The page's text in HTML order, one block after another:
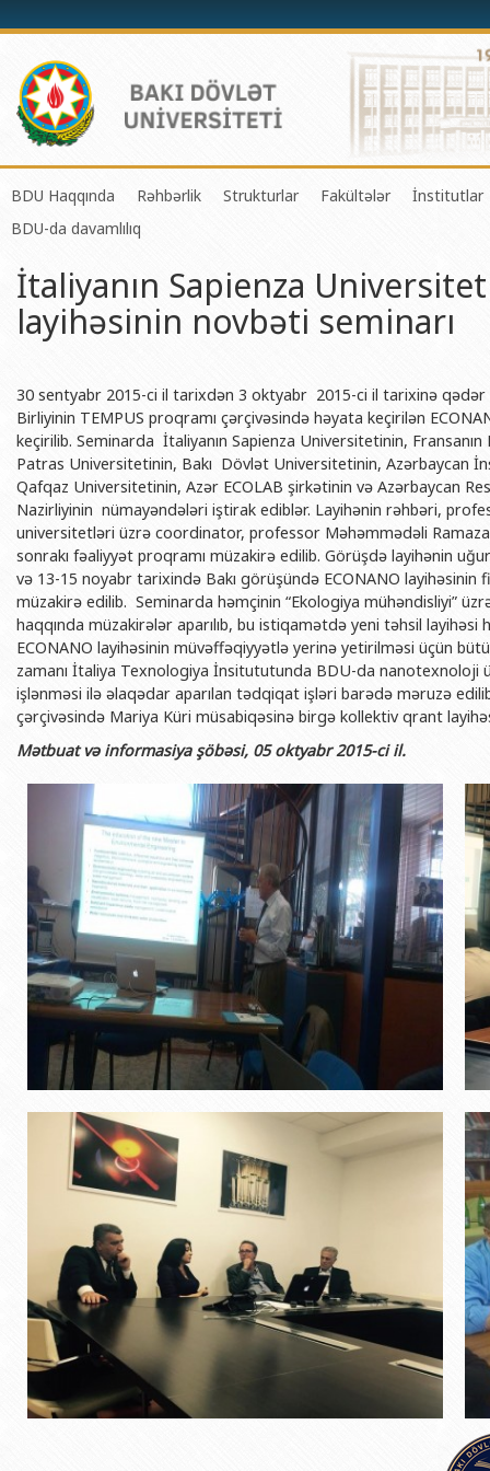
BDU Haqqında
BDU-nun tarixi
BDU-nun Missiya və Strateji inkişaf planı
BDU-nun İnkişaf Proqramı (2014-2020)
BDU-nun üzv olduğu beynəlxalq təşkilatlar
BDU-nun qrant layihələri
Rektorlarımız
BDU-nun məzunları
Fəxri doktorlarımız
BDU-da təhsil
BDU-da tədris olunan ixtisaslar
Universitet tarixinin ən mühüm hadisələri
Rəhbərlik
Prorektorlar
Elmi Şura
Həmkarlar İttifaqı Komitəsi
Tədris Metodiki Şura
Strukturlar
Elmi fəaliyyətin təşkili və
Informasiya Texnologiyaları
Xarici tələbələrlə iş şöbəsi
İctimaiyyətlə əlaqələr və
Humanitar məsələlər və gənclər
İnsan resursları və hüquq şöbəsi
Sənədlər və Müraciətlərlə iş
Maliyyə və təminat Departamenti
Keyfiyyətin təminatı, monitorinq
Psixoloji Yardım Sektoru
Mədəniyyət-yaradıcılıq Mərkəzi
İdman-sağlamlıq Mərkəzi
BDU-nun Nəşr Evi
Fakültələr
Tətbiqi riyaziyyat
Fizika fakültəsi
Biologiya fakültəsi
Ekologiya və
Coğrafiya fakültəsi
Geologiya fakültəsi
Filologiya fakültəsi
Tarix fakültəsi
Beynəlxalq
Hüquq fakültəsi
Jurnalistika fakültəsi
İnformasiya və
Sosial elmlər və
İnstitutlar
Tətbiqi
Şəxsi
Publik
BDU-da davamlılıq
İtaliyanın Sapienza
layihəsinin novbəti seminarı
30 sentyabr 2015-ci il tarixdən 3 oktyabr 2015-ci il tarixinə qədər
Birliyinin TEMPUS proqramı çərçivəsində həyata keçirilən
keçirilib. Seminarda İtaliyanın Sapienza Universitetinin, Fransanın
Patras Universitetinin, Bakı Dövlət Universitetinin, Azərbaycan
Qafqaz Universitetinin, Azər ECOLAB şirkətinin və Azərbaycan
Nazirliyinin nümayəndələri iştirak ediblər. Layihənin rəhbəri,
universitetləri üzrə coordinator, professor Məhəmmədəli
sonrakı fəaliyyət proqramı müzakirə edilib. Görüşdə layihənin
və 13-15 noyabr tarixində Bakı görüşündə ECONANO layihəsinin
müzakirə edilib. Seminarda həmçinin “Ekologiya mühəndisliyi”
haqqında müzakirələr aparılıb, bu istiqamətdə yeni təhsil layihəsi
ECONANO layihəsinin müvəffəqiyyətlə yerinə yetirilməsi üçün
zamanı İtaliya Texnologiya İnsitututunda BDU-da nanotexnoloji
işlənməsi ilə əlaqədar aparılan tədqiqat işləri barədə məruzə
çərçivəsində Mariya Küri müsabiqəsinə birgə kollektiv qrant
Mətbuat və informasiya şöbəsi, 05 oktyabr 2015-ci il.